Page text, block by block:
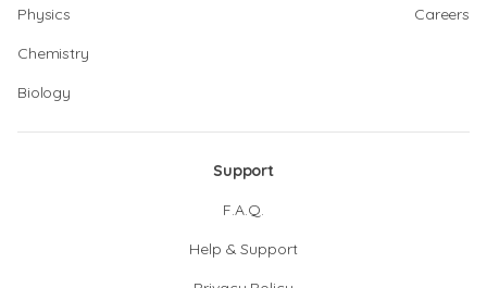
Physics
Chemistry
Biology
Careers
Support
F.A.Q.
Help & Support